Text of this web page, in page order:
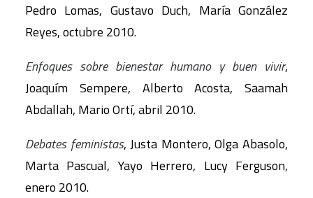
Pedro Lomas, Gustavo Duch, María González
Reyes, octubre 2010.
Enfoques sobre bienestar humano y buen vivir,
Joaquím Sempere, Alberto Acosta, Saamah
Abdallah, Mario Ortí, abril 2010.
Debates feministas, Justa Montero, Olga Abasolo,
Marta Pascual, Yayo Herrero, Lucy Ferguson,
enero 2010.